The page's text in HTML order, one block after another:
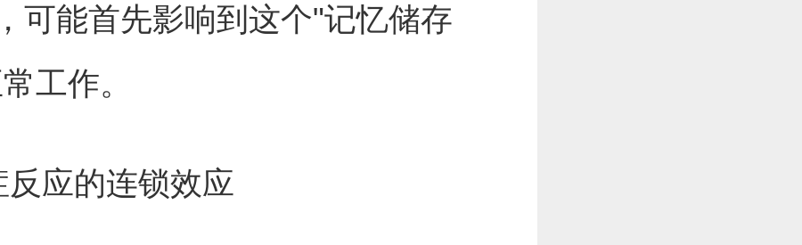
可能首先影响到这个"记忆储存
工作。
反应的连锁效应